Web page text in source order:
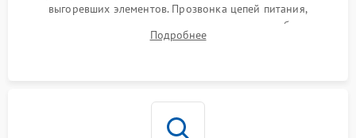
выгоревших элементов. Прозвонка цепей питания,
тестирование приводных моторов колес и турбины
всасывания. Оценка состояния оптических и инфракрасных
Подробнее